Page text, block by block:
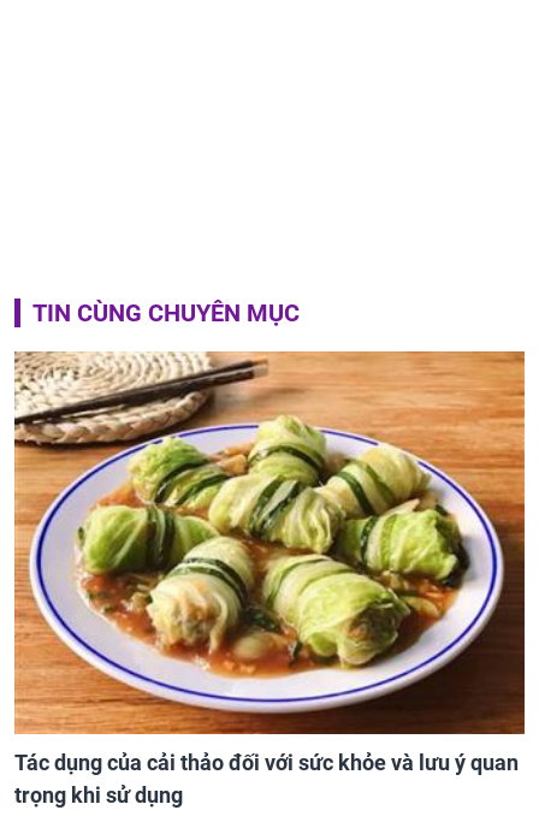
TIN CÙNG CHUYÊN MỤC
Tác dụng của cải thảo đối với sức khỏe và lưu ý quan
trọng khi sử dụng